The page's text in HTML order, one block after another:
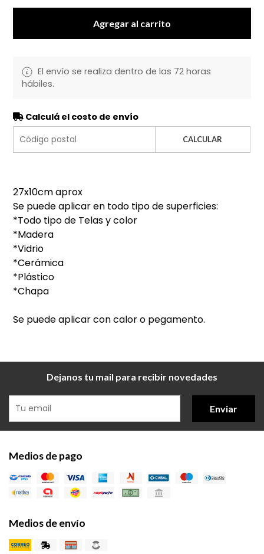
Agregar al carrito
El envío se realiza dentro de las 72 horas
hábiles.
Calculá el costo de envío
CALCULAR
27x10cm aprox
Se puede aplicar en todo tipo de superficies:
*Todo tipo de Telas y color
*Madera
*Vidrio
*Cerámica
*Plástico
*Chapa
Se puede aplicar con calor o pegamento.
Dejanos tu mail para recibir novedades
Enviar
Medios de pago
Medios de envío